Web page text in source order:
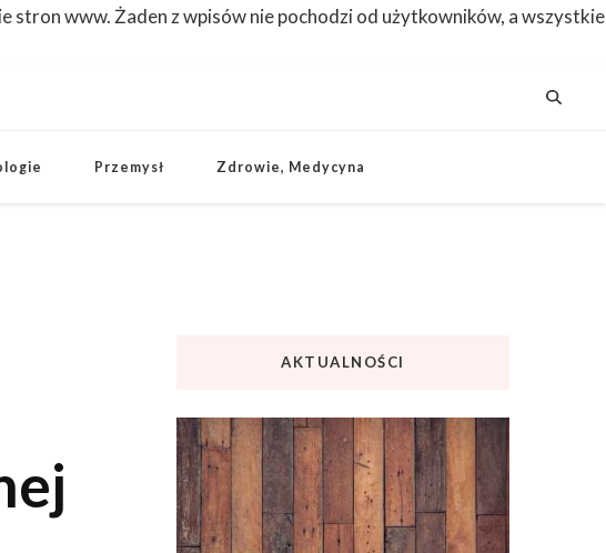
stron www. Żaden z wpisów nie pochodzi od użytkowników, a wszystkie
Przemysł Zdrowie, Medycyna
AKTUALNOŚCI